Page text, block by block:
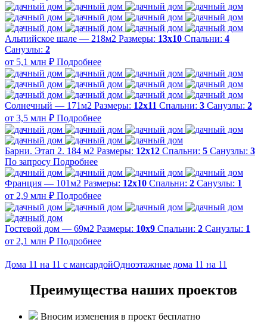
Альпийское шале — 218м2 Размеры: 13х10 Спальни: 4
Санузлы: 2
от 5,1 млн ₽ Подробнее
Солнечный — 171м2 Размеры: 12х11 Спальни: 3 Санузлы: 2
от 3,5 млн ₽ Подробнее
Барни. Этап 2. 184 м2 Размеры: 12х12 Спальни: 5 Санузлы: 3
По запросу Подробнее
Франция — 101м2 Размеры: 12х10 Спальни: 2 Санузлы: 1
от 2,9 млн ₽ Подробнее
Гостевой дом — 69м2 Размеры: 10х9 Спальни: 2 Санузлы: 1
от 2,1 млн ₽ Подробнее
Дома 11 на 11 с мансардойОдноэтажные дома 11 на 11
Преимущества наших проектов
Вносим изменения в проект бесплатно